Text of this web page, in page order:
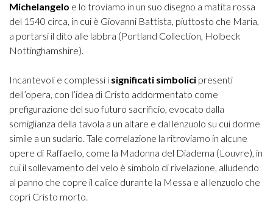
Michelangelo e lo troviamo in un suo disegno a matita rossa
del 1540 circa, in cui è Giovanni Battista, piuttosto che Maria,
a portarsi il dito alle labbra (Portland Collection, Holbeck
Nottinghamshire).
Incantevoli e complessi i significati simbolici presenti
dell’opera, con l’idea di Cristo addormentato come
prefigurazione del suo futuro sacrificio, evocato dalla
somiglianza della tavola a un altare e dal lenzuolo su cui dorme
simile a un sudario. Tale correlazione la ritroviamo in alcune
opere di Raffaello, come la Madonna del Diadema (Louvre), in
cui il sollevamento del velo è simbolo di rivelazione, alludendo
al panno che copre il calice durante la Messa e al lenzuolo che
coprì Cristo morto.